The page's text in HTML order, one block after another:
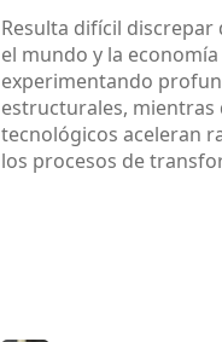
Resulta difícil discrepar
el mundo y la
experimentando
estructurales, mientras
tecnológicos aceleran
los procesos de